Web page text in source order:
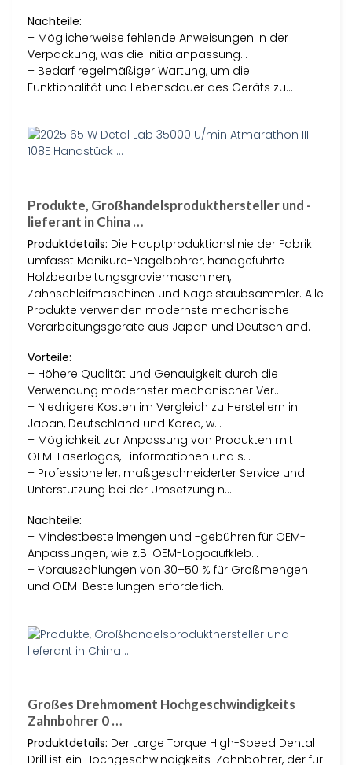
Nachteile:
– Möglicherweise fehlende Anweisungen in der
Verpackung, was die Initialanpassung…
– Bedarf regelmäßiger Wartung, um die
Funktionalität und Lebensdauer des Geräts zu…
Produkte, Großhandelsprodukthersteller und -
lieferant in China …
Produktdetails: Die Hauptproduktionslinie der Fabrik
umfasst Maniküre-Nagelbohrer, handgeführte
Holzbearbeitungsgraviermaschinen,
Zahnschleifmaschinen und Nagelstaubsammler. Alle
Produkte verwenden modernste mechanische
Verarbeitungsgeräte aus Japan und Deutschland.
Vorteile:
– Höhere Qualität und Genauigkeit durch die
Verwendung modernster mechanischer Ver…
– Niedrigere Kosten im Vergleich zu Herstellern in
Japan, Deutschland und Korea, w…
– Möglichkeit zur Anpassung von Produkten mit
OEM-Laserlogos, -informationen und s…
– Professioneller, maßgeschneiderter Service und
Unterstützung bei der Umsetzung n…
Nachteile:
– Mindestbestellmengen und -gebühren für OEM-
Anpassungen, wie z.B. OEM-Logoaufkleb…
– Vorauszahlungen von 30–50 % für Großmengen
und OEM-Bestellungen erforderlich.
Großes Drehmoment Hochgeschwindigkeits
Zahnbohrer 0 …
Produktdetails: Der Large Torque High-Speed Dental
Drill ist ein Hochgeschwindigkeits-Zahnbohrer, der für